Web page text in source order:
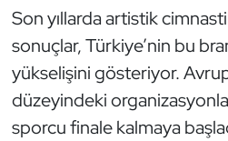
Son yıllarda artistik
sonuçlar, Türkiye’nin bu
yükselişini gösteriyor.
düzeyindeki
sporcu finale kalmaya